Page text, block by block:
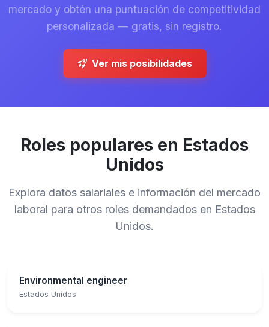
mercado y obtén una puntuación de competitividad
personalizada — gratis, sin registro.
Ver mis posibilidades
Roles populares en Estados
Unidos
Explora datos salariales e información del mercado
laboral para otros roles demandados en Estados
Unidos.
Environmental engineer
Estados Unidos